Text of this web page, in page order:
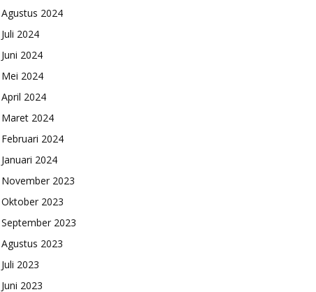
Agustus 2024
Juli 2024
Juni 2024
Mei 2024
April 2024
Maret 2024
Februari 2024
Januari 2024
November 2023
Oktober 2023
September 2023
Agustus 2023
Juli 2023
Juni 2023